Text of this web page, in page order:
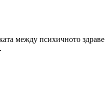
между психичното здраве